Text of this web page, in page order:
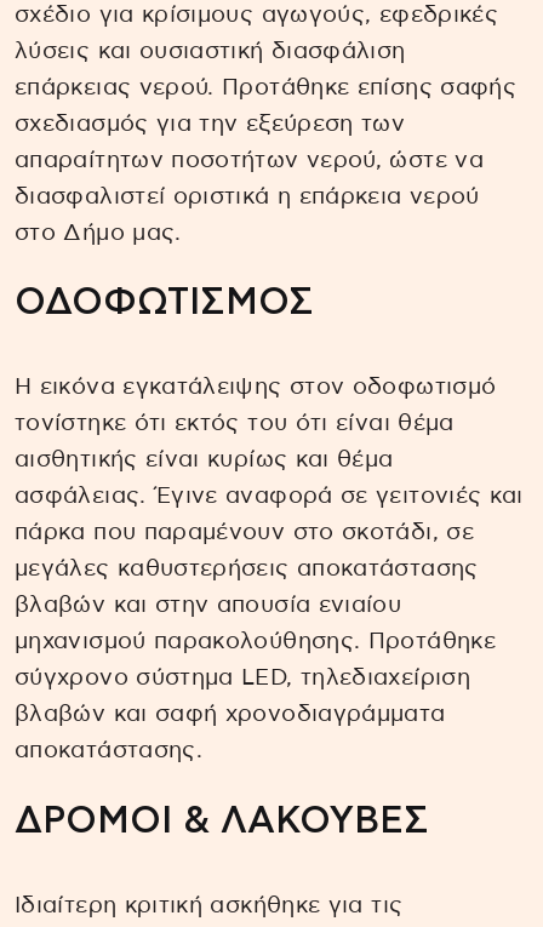
σχέδιο για κρίσιμους αγωγούς, εφεδρικές
λύσεις και ουσιαστική διασφάλιση
επάρκειας νερού. Προτάθηκε επίσης σαφής
σχεδιασμός για την εξεύρεση των
απαραίτητων ποσοτήτων νερού, ώστε να
διασφαλιστεί οριστικά η επάρκεια νερού
στο Δήμο μας.
ΟΔΟΦΩΤΙΣΜΟΣ
Η εικόνα εγκατάλειψης στον οδοφωτισμό
τονίστηκε ότι εκτός του ότι είναι θέμα
αισθητικής είναι κυρίως και θέμα
ασφάλειας. Έγινε αναφορά σε γειτονιές και
πάρκα που παραμένουν στο σκοτάδι, σε
μεγάλες καθυστερήσεις αποκατάστασης
βλαβών και στην απουσία ενιαίου
μηχανισμού παρακολούθησης. Προτάθηκε
σύγχρονο σύστημα LED, τηλεδιαχείριση
βλαβών και σαφή χρονοδιαγράμματα
αποκατάστασης.
ΔΡΟΜΟΙ & ΛΑΚΟΥΒΕΣ
Ιδιαίτερη κριτική ασκήθηκε για τις